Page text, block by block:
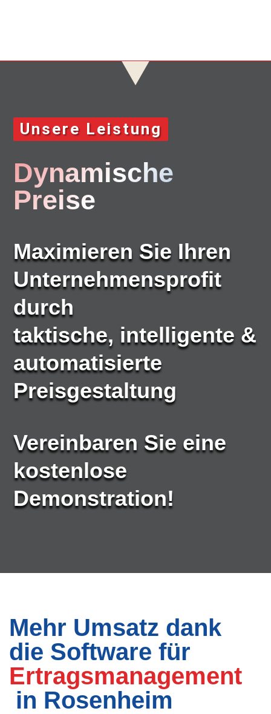
Unsere Leistung
Dynamische
Preise
Maximieren Sie Ihren
Unternehmensprofit
durch
taktische, intelligente &
automatisierte
Preisgestaltung
Vereinbaren Sie eine
kostenlose
Demonstration!
Mehr Umsatz dank
die Software für
Ertragsmanagement
in Rosenheim